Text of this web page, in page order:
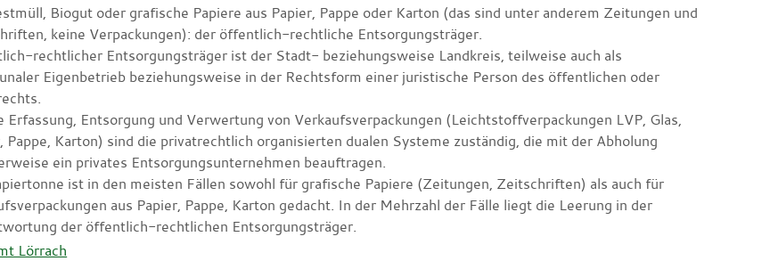
Biogut oder grafische Papiere aus Papier, Pappe oder Karton (das sind unter anderem Zeitungen und
keine Verpackungen): der öffentlich-rechtliche Entsorgungsträger.
rechtlicher Entsorgungsträger ist der Stadt- beziehungsweise Landkreis, teilweise auch als
Eigenbetrieb beziehungsweise in der Rechtsform einer juristische Person des öffentlichen oder
Erfassung, Entsorgung und Verwertung von Verkaufsverpackungen (Leichtstoffverpackungen LVP, Glas,
Pappe, Karton) sind die privatrechtlich organisierten dualen Systeme zuständig, die mit der Abholung
ein privates Entsorgungsunternehmen beauftragen.
ist in den meisten Fällen sowohl für grafische Papiere (Zeitungen, Zeitschriften) als auch für
aus Papier, Pappe, Karton gedacht. In der Mehrzahl der Fälle liegt die Leerung in der
der öffentlich-rechtlichen Entsorgungsträger.
Lörrach